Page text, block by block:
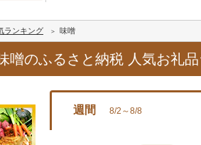
ランキング 味噌
噌のふるさと納税 人気お礼
週間 8/2～8/8